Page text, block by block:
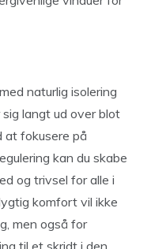
naturlig isolering
langt ud over blot
at fokusere på
kan du skabe
og trivsel for alle i
komfort vil ikke
men også for
til et skridt i den